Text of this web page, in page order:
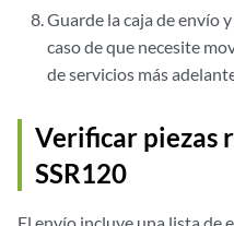
Guarde la caja de envío
caso de que necesite
de servicios más
Verificar piezas
SSR120